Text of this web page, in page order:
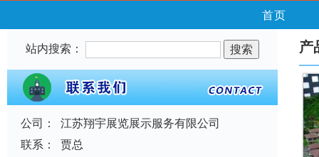
首页
站内搜索：
公司：
江苏翔宇展览展示服务有限公司
联系：
贾总
产